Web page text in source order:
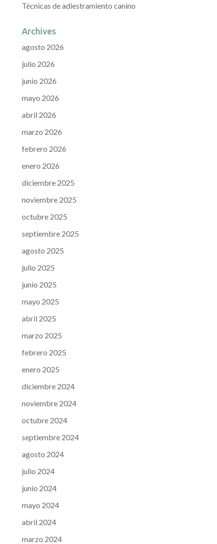
Técnicas de adiestramiento canino
Archives
agosto 2026
julio 2026
junio 2026
mayo 2026
abril 2026
marzo 2026
febrero 2026
enero 2026
diciembre 2025
noviembre 2025
octubre 2025
septiembre 2025
agosto 2025
julio 2025
junio 2025
mayo 2025
abril 2025
marzo 2025
febrero 2025
enero 2025
diciembre 2024
noviembre 2024
octubre 2024
septiembre 2024
agosto 2024
julio 2024
junio 2024
mayo 2024
abril 2024
marzo 2024